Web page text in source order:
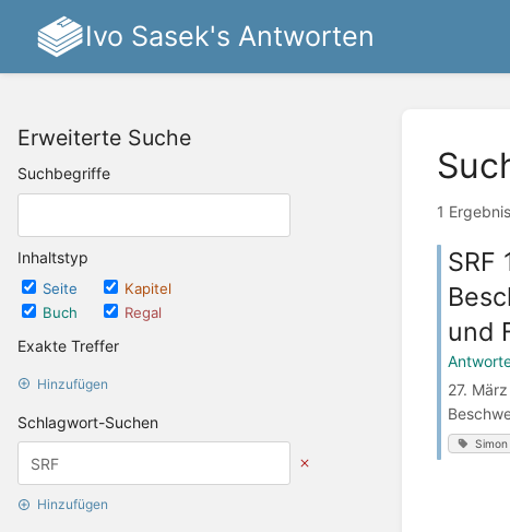
Ivo Sasek's Antworten
Erweiterte Suche
Suchbegriffe
Inhaltstyp
Seite
Kapitel
Buch
Regal
Exakte Treffer
Hinzufügen
Schlagwort-Suchen
Hinzufügen
1
SRF
und
27.